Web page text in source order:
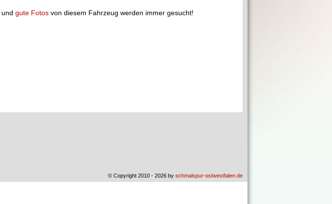
und gute Fotos von diesem Fahrzeug werden immer gesucht!
© Copyright 2010 - 2026 by schmalspur-ostwestfalen.de